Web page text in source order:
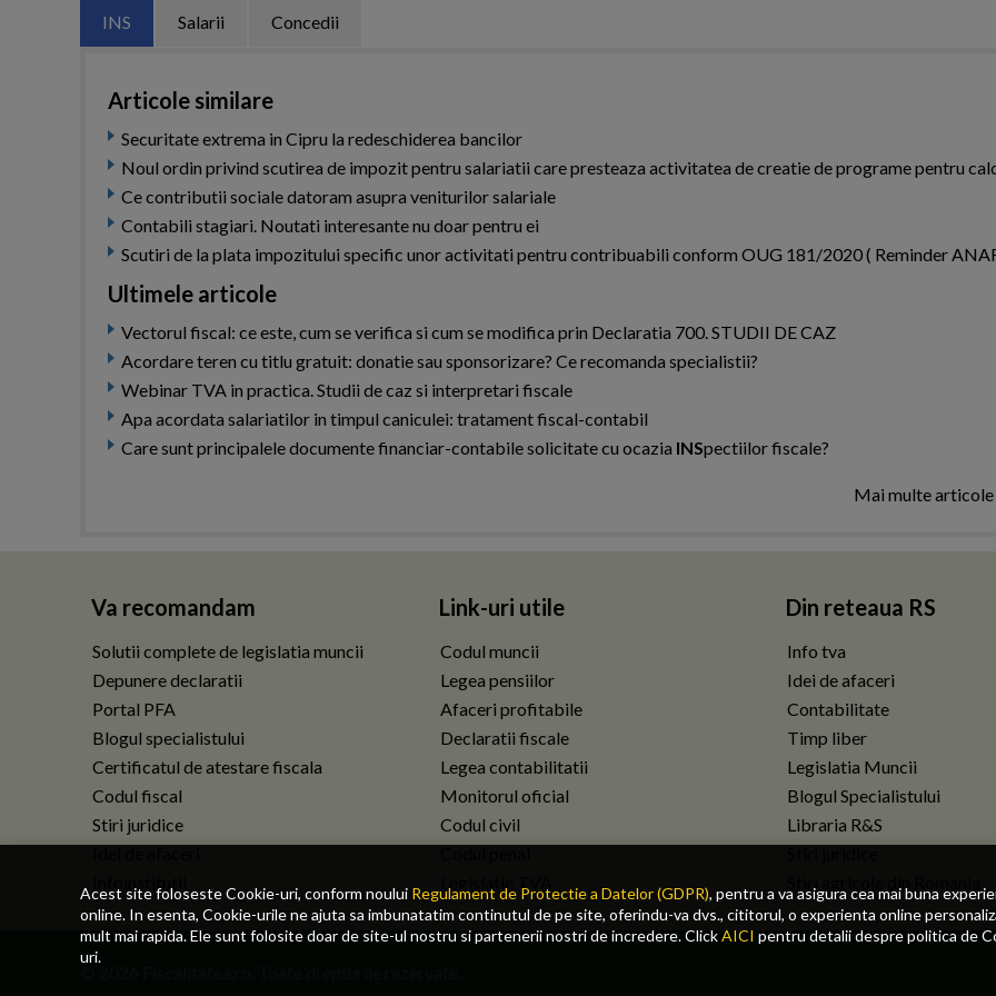
Acest site foloseste Cookie-uri, conform noului Regulament de Protectie a Datelor (GDPR), pentru a va asigura cea mai buna
online. In esenta, Cookie-urile ne ajuta sa imbunatatim continutul de pe site, oferindu-va dvs., cititorul, o experienta online
mult mai rapida. Ele sunt folosite doar de site-ul nostru si partenerii nostri de incredere. ClickAICI pentru detalii despre politica de
uri.
INS Salarii Concedii
Articole similare
Securitate extrema in Cipru la redeschiderea bancilor
Noul ordin privind scutirea de impozit pentru salariatii care presteaza activitatea de creatie de programe pentru
Ce contributii sociale datoram asupra veniturilor salariale
Contabili stagiari. Noutati interesante nu doar pentru ei
Scutiri de la plata impozitului specific unor activitati pentru contribuabili conform OUG 181/2020 ( Reminder
Ultimele articole
Vectorul fiscal: ce este, cum se verifica si cum se modifica prin Declaratia 700. STUDII DE CAZ
Acordare teren cu titlu gratuit: donatie sau sponsorizare? Ce recomanda specialistii?
Webinar TVA in practica. Studii de caz si interpretari fiscale
Apa acordata salariatilor in timpul caniculei: tratament fiscal-contabil
Care sunt principalele documente financiar-contabile solicitate cu ocazia INSpectiilor fiscale?
Mai multe articole
Va recomandam
Solutii complete de legislatia muncii
Depunere declaratii
Portal PFA
Blogul specialistului
Certificatul de atestare fiscala
Codul fiscal
Stiri juridice
Link-uri utile
Codul muncii
Legea pensiilor
Afaceri profitabile
Declaratii fiscale
Legea contabilitatii
Monitorul oficial
Codul civil
Din reteaua RS
Info tva
Idei de afaceri
Contabilitate
Timp liber
Legislatia Muncii
Blogul Specialistului
Libraria R&S